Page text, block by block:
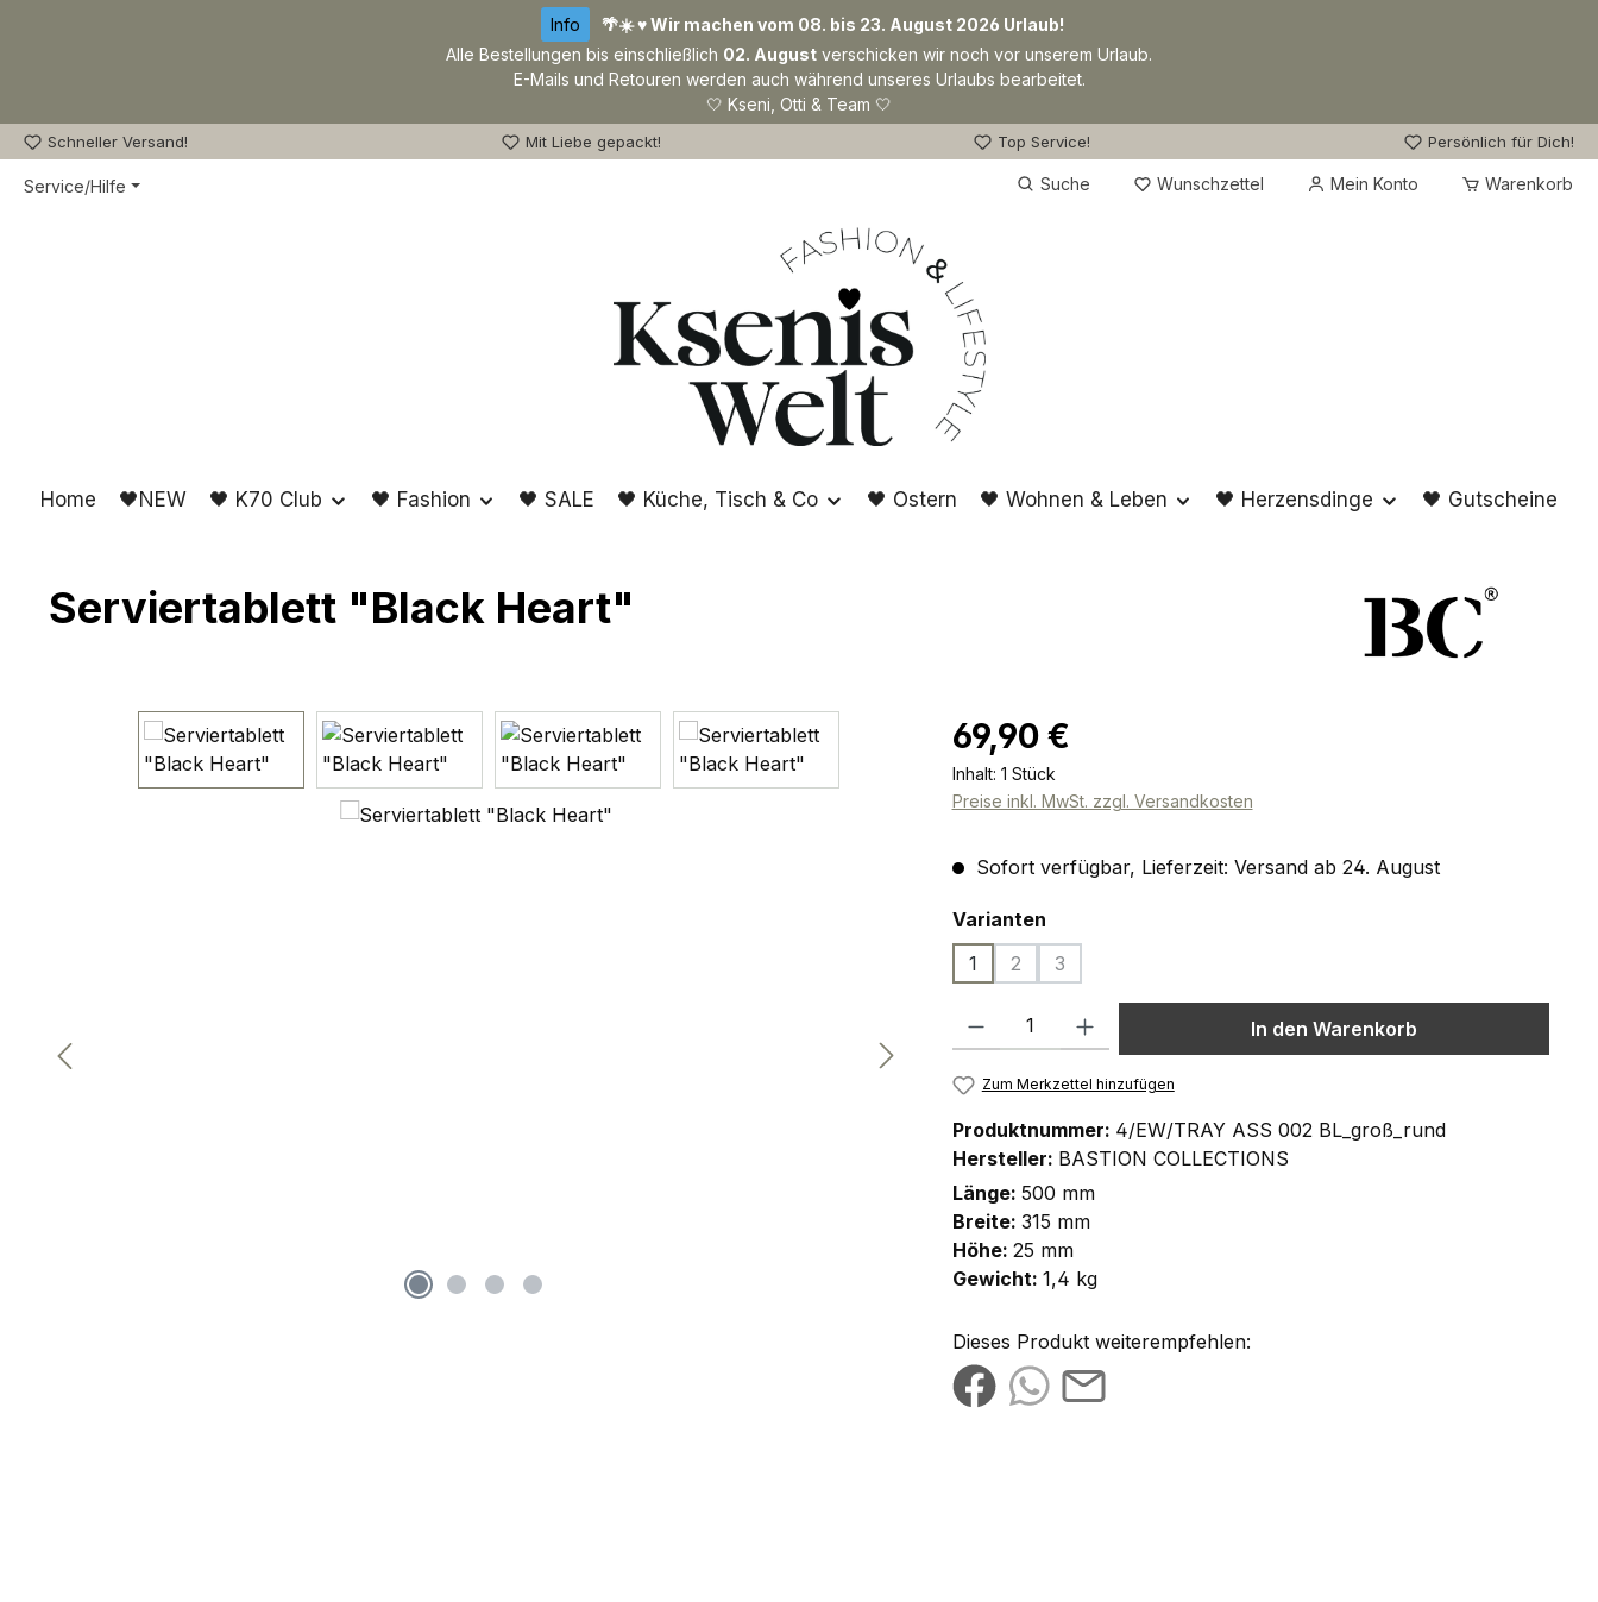
Info
🌴☀️ ♥ Wir machen vom 08. bis 23. August 2026 Urlaub!
Alle Bestellungen bis einschließlich 02. August verschicken wir noch vor unserem Urlaub.
E-Mails und Retouren werden auch während unseres Urlaubs bearbeitet.
🤍 Kseni, Otti & Team 🤍
Schneller Versand! Mit Liebe gepackt! Top Service! Persönlich für Dich!
Service/Hilfe Suche Wunschzettel Du hast 0 Produkte auf dem Merkzettel
Mein Konto Warenkorb
Home 🖤NEW 🖤 K70 Club 🖤 Fashion 🖤 SALE 🖤 Küche, Tisch & Co 🖤 Ostern 🖤 Wohnen & Leben 🖤 Herzensdinge 🖤 Gutscheine
Serviertablett "Black Heart"
Bildergalerie überspringen Regulärer Preis:
69,90 €
Inhalt: 1 Stück
Preise inkl. MwSt. zzgl. Versandkosten
Sofort verfügbar, Lieferzeit: Versand ab 24. August
Variantenauswählen
1
2
(Diese Option ist zurzeit nicht verfügbar.)
3
(Diese Option ist zurzeit nicht verfügbar.)
Produkt Anzahl: Gib den gewünschten Wert ein oder benutze die Schaltflächen
In den Warenkorb
Zum Merkzettel hinzufügen
Produktnummer: 4/EW/TRAY ASS 002 BL_groß_rund
Hersteller: BASTION COLLECTIONS
Länge: 500 mm
Breite: 315 mm
Höhe: 25 mm
Gewicht: 1,4 kg
Dieses Produkt weiterempfehlen: